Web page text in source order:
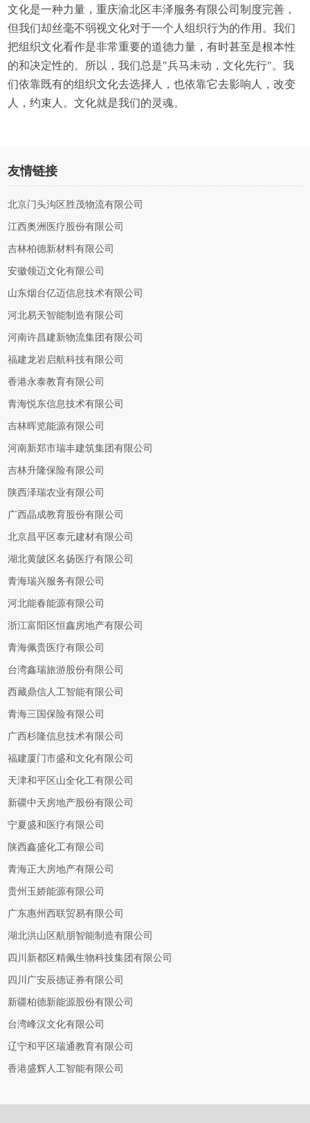
文化是一种力量，重庆渝北区丰泽服务有限公司制度完善，
但我们却丝毫不弱视文化对于一个人组织行为的作用。我们
把组织文化看作是非常重要的道德力量，有时甚至是根本性
的和决定性的。所以，我们总是"兵马未动，文化先行"。我
们依靠既有的组织文化去选择人，也依靠它去影响人，改变
人，约束人。文化就是我们的灵魂。
友情链接
北京门头沟区胜茂物流有限公司
江西奥洲医疗股份有限公司
吉林柏德新材料有限公司
安徽领迈文化有限公司
山东烟台亿迈信息技术有限公司
河北易天智能制造有限公司
河南许昌建新物流集团有限公司
福建龙岩启航科技有限公司
香港永泰教育有限公司
青海悦东信息技术有限公司
吉林晖览能源有限公司
河南新郑市瑞丰建筑集团有限公司
吉林升隆保险有限公司
陕西泽瑞农业有限公司
广西晶成教育股份有限公司
北京昌平区泰元建材有限公司
湖北黄陂区名扬医疗有限公司
青海瑞兴服务有限公司
河北能春能源有限公司
浙江富阳区恒鑫房地产有限公司
青海佩贵医疗有限公司
台湾鑫瑞旅游股份有限公司
西藏鼎信人工智能有限公司
青海三国保险有限公司
广西杉隆信息技术有限公司
福建厦门市盛和文化有限公司
天津和平区山全化工有限公司
新疆中天房地产股份有限公司
宁夏盛和医疗有限公司
陕西鑫盛化工有限公司
青海正大房地产有限公司
贵州玉娇能源有限公司
广东惠州西联贸易有限公司
湖北洪山区航朋智能制造有限公司
四川新都区精佩生物科技集团有限公司
四川广安辰德证券有限公司
新疆柏德新能源股份有限公司
台湾峰汉文化有限公司
辽宁和平区瑞通教育有限公司
香港盛辉人工智能有限公司